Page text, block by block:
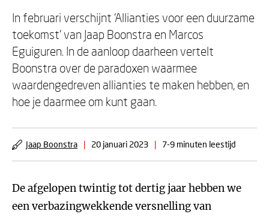
In februari verschijnt ‘Allianties voor een duurzame
toekomst’ van Jaap Boonstra en Marcos
Eguiguren. In de aanloop daarheen vertelt
Boonstra over de paradoxen waarmee
waardengedreven allianties te maken hebben, en
hoe je daarmee om kunt gaan.
Jaap Boonstra | 20 januari 2023 | 7-9 minuten leestijd
De afgelopen twintig tot dertig jaar hebben we
een verbazingwekkende versnelling van